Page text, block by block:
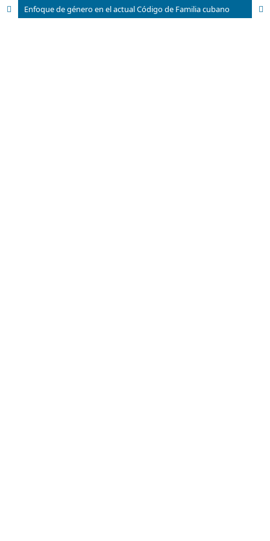
Enfoque de género en el actual Código de Familia cubano